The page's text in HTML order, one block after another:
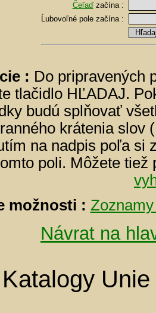
Čeľaď začína :
Ĺubovoľné pole začína :
: Do pripravených
tlačidlo HĽADAJ.
budú splňovať
krátenia slov
na nadpis poľa si
poli. Môžete
možnosti :
Návrat na
Katalogy